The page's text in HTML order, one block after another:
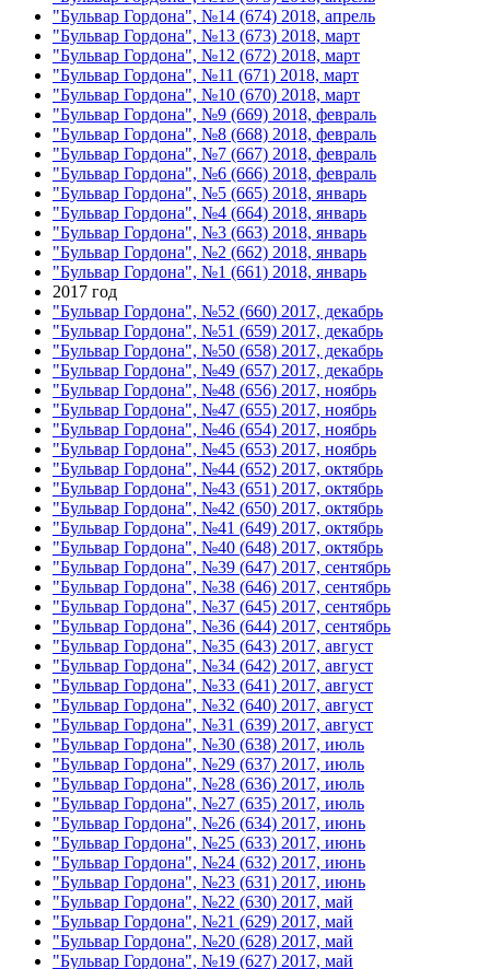
"Бульвар Гордона", №14 (674) 2018, апрель
"Бульвар Гордона", №13 (673) 2018, март
"Бульвар Гордона", №12 (672) 2018, март
"Бульвар Гордона", №11 (671) 2018, март
"Бульвар Гордона", №10 (670) 2018, март
"Бульвар Гордона", №9 (669) 2018, февраль
"Бульвар Гордона", №8 (668) 2018, февраль
"Бульвар Гордона", №7 (667) 2018, февраль
"Бульвар Гордона", №6 (666) 2018, февраль
"Бульвар Гордона", №5 (665) 2018, январь
"Бульвар Гордона", №4 (664) 2018, январь
"Бульвар Гордона", №3 (663) 2018, январь
"Бульвар Гордона", №2 (662) 2018, январь
"Бульвар Гордона", №1 (661) 2018, январь
2017 год
"Бульвар Гордона", №52 (660) 2017, декабрь
"Бульвар Гордона", №51 (659) 2017, декабрь
"Бульвар Гордона", №50 (658) 2017, декабрь
"Бульвар Гордона", №49 (657) 2017, декабрь
"Бульвар Гордона", №48 (656) 2017, ноябрь
"Бульвар Гордона", №47 (655) 2017, ноябрь
"Бульвар Гордона", №46 (654) 2017, ноябрь
"Бульвар Гордона", №45 (653) 2017, ноябрь
"Бульвар Гордона", №44 (652) 2017, октябрь
"Бульвар Гордона", №43 (651) 2017, октябрь
"Бульвар Гордона", №42 (650) 2017, октябрь
"Бульвар Гордона", №41 (649) 2017, октябрь
"Бульвар Гордона", №40 (648) 2017, октябрь
"Бульвар Гордона", №39 (647) 2017, сентябрь
"Бульвар Гордона", №38 (646) 2017, сентябрь
"Бульвар Гордона", №37 (645) 2017, сентябрь
"Бульвар Гордона", №36 (644) 2017, сентябрь
"Бульвар Гордона", №35 (643) 2017, август
"Бульвар Гордона", №34 (642) 2017, август
"Бульвар Гордона", №33 (641) 2017, август
"Бульвар Гордона", №32 (640) 2017, август
"Бульвар Гордона", №31 (639) 2017, август
"Бульвар Гордона", №30 (638) 2017, июль
"Бульвар Гордона", №29 (637) 2017, июль
"Бульвар Гордона", №28 (636) 2017, июль
"Бульвар Гордона", №27 (635) 2017, июль
"Бульвар Гордона", №26 (634) 2017, июнь
"Бульвар Гордона", №25 (633) 2017, июнь
"Бульвар Гордона", №24 (632) 2017, июнь
"Бульвар Гордона", №23 (631) 2017, июнь
"Бульвар Гордона", №22 (630) 2017, май
"Бульвар Гордона", №21 (629) 2017, май
"Бульвар Гордона", №20 (628) 2017, май
"Бульвар Гордона", №19 (627) 2017, май